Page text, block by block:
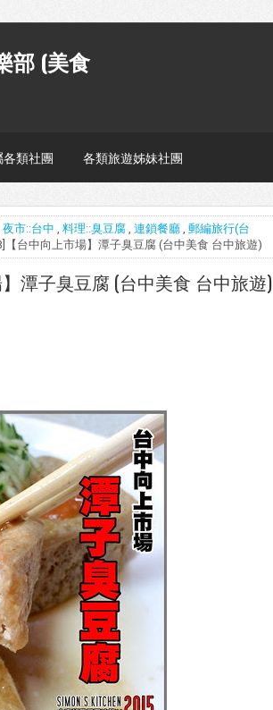
部 (美食
類社團 各類旅遊姊妹社團
夜市::台中 , 料理::臭豆腐 , 連鎖餐廳 , 郵編旅行(台
【台中向上市場】潭子臭豆腐 (台中美食 台中旅遊)
潭子臭豆腐 (台中美食 台中旅遊)